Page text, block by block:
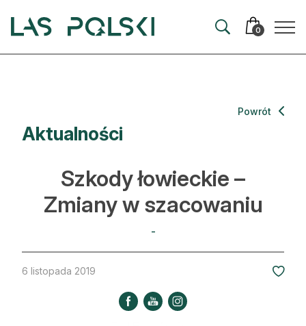
0
Artykuły
Hodowla lasu
Ochrona lasu
Nowe technologie
Kultura i historia
Aktualności
Powrót
Szkody łowieckie –
Zmiany w szacowaniu
-
6 listopada 2019